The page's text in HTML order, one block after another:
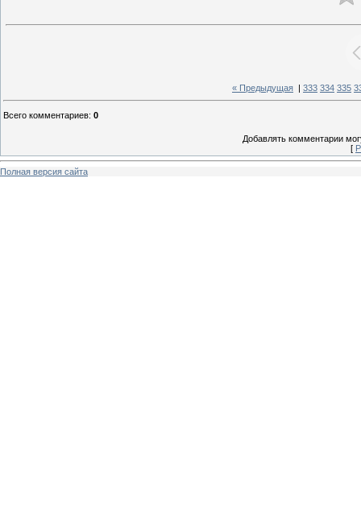
« Предыдущая 333 334 335
Всего комментариев: 0
Добавлять комментарии
[
Полная версия сайта